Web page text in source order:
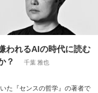
われるAIの時代に読む
？
千葉 雅也
た『センスの哲学』の著者で